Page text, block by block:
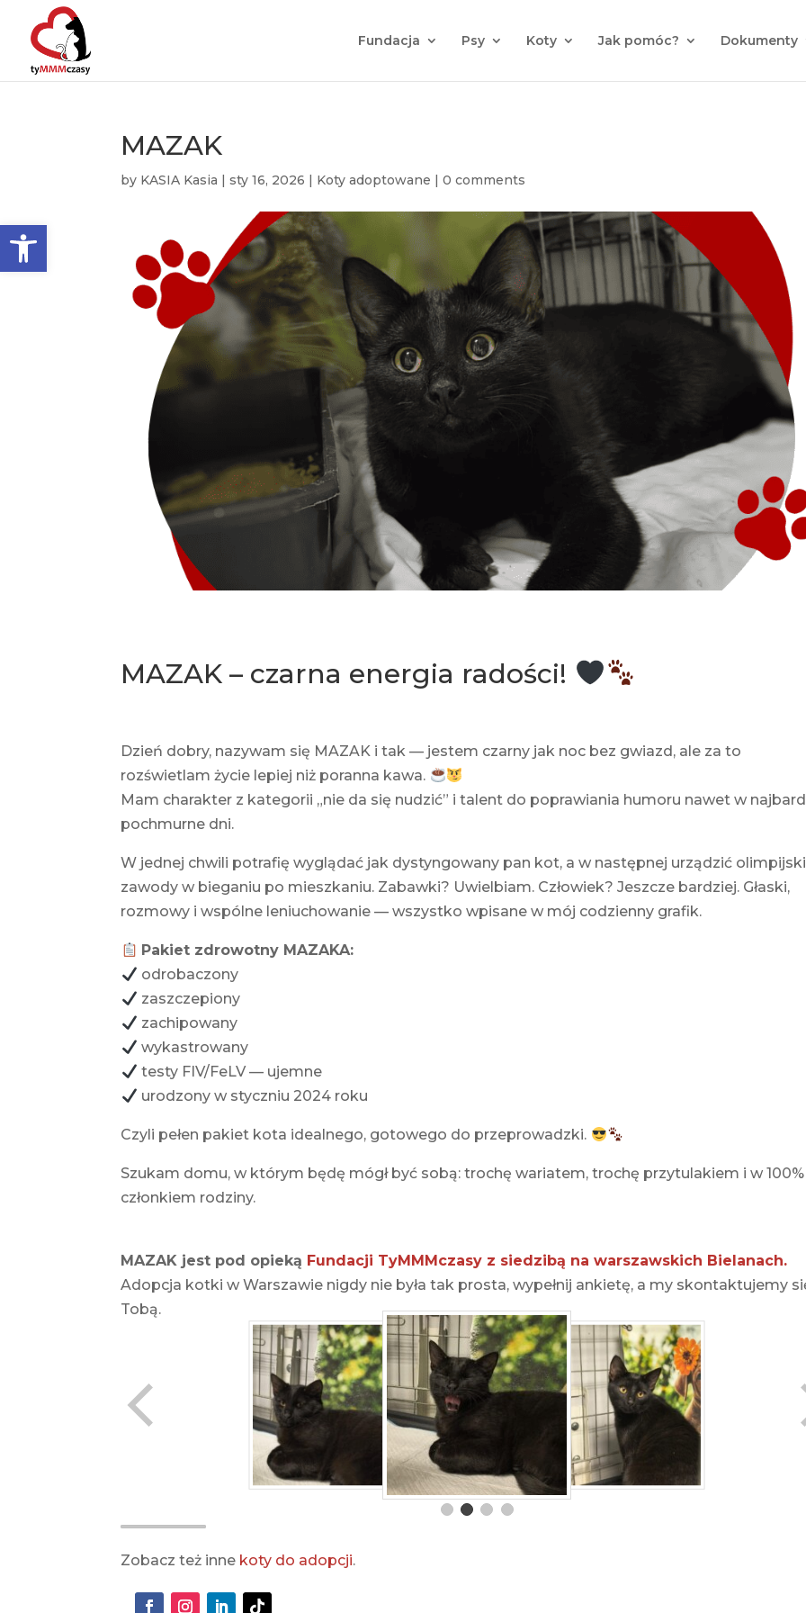
Otwórz pasek narzędzi
Fundacja Psy Koty Jak pomóc? Dokumenty
MAZAK
by KASIA Kasia |sty 16, 2026 | Koty adoptowane |0 comments
MAZAK – czarna energia radości!
Dzień dobry, nazywam się MAZAK i tak — jestem czarny jak noc bez gwiazd, ale za to
rozświetlam życie lepiej niż poranna kawa.
Mam charakter z kategorii „nie da się nudzić” i talent do poprawiania humoru nawet w
pochmurne dni.
W jednej chwili potrafię wyglądać jak dystyngowany pan kot, a w następnej urządzić
zawody w bieganiu po mieszkaniu. Zabawki? Uwielbiam. Człowiek? Jeszcze bardziej. Głaski,
rozmowy i wspólne leniuchowanie — wszystko wpisane w mój codzienny grafik.
Pakiet zdrowotny MAZAKA:
odrobaczony
zaszczepiony
zachipowany
wykastrowany
testy FIV/FeLV — ujemne
urodzony w styczniu 2024 roku
Czyli pełen pakiet kota idealnego, gotowego do przeprowadzki.
Szukam domu, w którym będę mógł być sobą: trochę wariatem, trochę przytulakiem i w 100%
członkiem rodziny.
MAZAK jest pod opieką Fundacji TyMMMczasy z siedzibą na warszawskich Bielanach.
Adopcja kotki w Warszawie nigdy nie była tak prosta, wypełnij ankietę, a my skontaktujemy
Tobą.
Zobacz też inne koty do adopcji.